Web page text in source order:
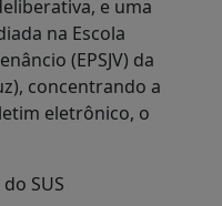
e uma
na Escola
(EPSJV) da
concentrando a
eletrônico, o
SUS